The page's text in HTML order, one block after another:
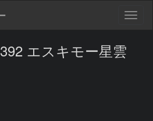
エスキモー星雲